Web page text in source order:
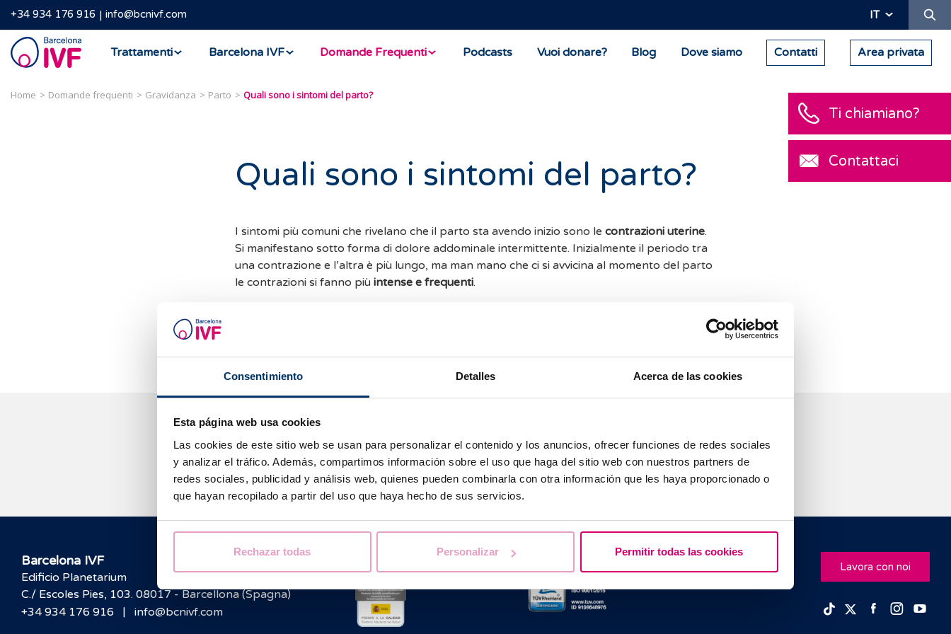
Consentimiento Detalles Acerca de las cookies
Esta página web usa cookies
Las cookies de este sitio web se usan para personalizar el contenido y los anuncios, ofrecer funciones de redes sociales
y analizar el tráfico. Además, compartimos información sobre el uso que haga del sitio web con nuestros partners de
redes sociales, publicidad y análisis web, quienes pueden combinarla con otra información que les haya proporcionado o
que hayan recopilado a partir del uso que haya hecho de sus servicios.
Rechazar todas Personalizar Permitir todas las cookies
+34 934 176 916 info@bcnivf.com IT
Barcelona
IVF
Trattamenti Barcelona IVF Domande Frequenti Podcasts Vuoi donare? Blog Dove siamo Contatti Area privata
Home Domande frequenti Gravidanza Parto Quali sono i sintomi del parto?
Quali sono i sintomi del parto?
I sintomi più comuni che rivelano che il parto sta avendo inizio sono le contrazioni uterine.
Si manifestano sotto forma di dolore addominale intermittente. Inizialmente il periodo tra
una contrazione e l’altra è più lungo, ma man mano che ci si avvicina al momento del parto
le contrazioni si fanno più intense e frequenti.
Ti chiamiano?
Contattaci
Barcelona IVF
Edificio Planetarium
C./ Escoles Pies, 103. 08017 - Barcellona (Spagna)
+34 934 176 916
| info@bcnivf.com
Lavora con noi
TikTokTwitterFacebook